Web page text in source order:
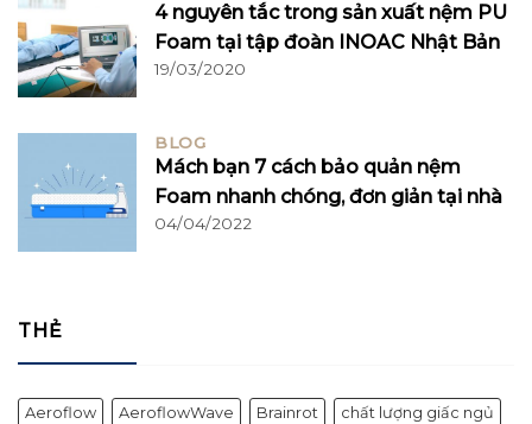
4 nguyên tắc trong sản xuất nệm PU
Foam tại tập đoàn INOAC Nhật Bản
19/03/2020
BLOG
Mách bạn 7 cách bảo quản nệm
Foam nhanh chóng, đơn giản tại nhà
04/04/2022
THẺ
Aeroflow AeroflowWave Brainrot chất lượng giấc ngủ